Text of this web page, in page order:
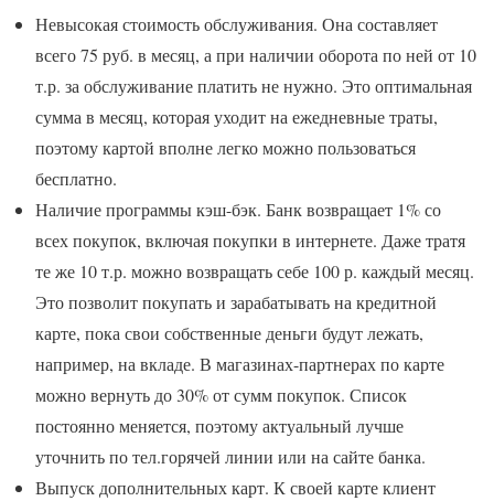
Невысокая стоимость обслуживания. Она составляет
всего 75 руб. в месяц, а при наличии оборота по ней от 10
т.р. за обслуживание платить не нужно. Это оптимальная
сумма в месяц, которая уходит на ежедневные траты,
поэтому картой вполне легко можно пользоваться
бесплатно.
Наличие программы кэш-бэк. Банк возвращает 1% со
всех покупок, включая покупки в интернете. Даже тратя
те же 10 т.р. можно возвращать себе 100 р. каждый месяц.
Это позволит покупать и зарабатывать на кредитной
карте, пока свои собственные деньги будут лежать,
например, на вкладе. В магазинах-партнерах по карте
можно вернуть до 30% от сумм покупок. Список
постоянно меняется, поэтому актуальный лучше
уточнить по тел.горячей линии или на сайте банка.
Выпуск дополнительных карт. К своей карте клиент